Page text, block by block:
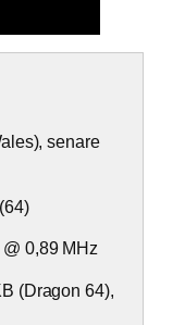
senare
0,89 MHz
(Dragon 64),